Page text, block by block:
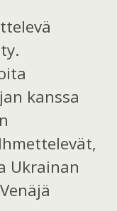
kanssa
Ukrainan